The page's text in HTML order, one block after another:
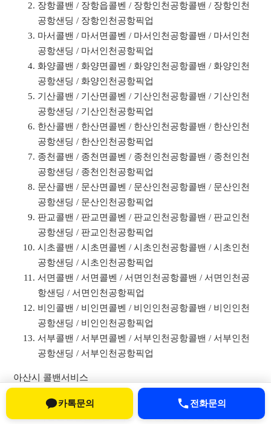
장항콜밴 / 장항읍콜벤 / 장항인천공항콜밴 / 장항인천
공항샌딩 / 장항인천공항픽업
마서콜밴 / 마서면콜벤 / 마서인천공항콜밴 / 마서인천
공항샌딩 / 마서인천공항픽업
화양콜밴 / 화양면콜벤 / 화양인천공항콜밴 / 화양인천
공항샌딩 / 화양인천공항픽업
기산콜밴 / 기산면콜벤 / 기산인천공항콜밴 / 기산인천
공항샌딩 / 기산인천공항픽업
한산콜밴 / 한산면콜벤 / 한산인천공항콜밴 / 한산인천
공항샌딩 / 한산인천공항픽업
종천콜밴 / 종천면콜벤 / 종천인천공항콜밴 / 종천인천
공항샌딩 / 종천인천공항픽업
문산콜밴 / 문산면콜벤 / 문산인천공항콜밴 / 문산인천
공항샌딩 / 문산인천공항픽업
판교콜밴 / 판교면콜벤 / 판교인천공항콜밴 / 판교인천
공항샌딩 / 판교인천공항픽업
시초콜밴 / 시초면콜벤 / 시초인천공항콜밴 / 시초인천
공항샌딩 / 시초인천공항픽업
서면콜밴 / 서면콜벤 / 서면인천공항콜밴 / 서면인천공
항샌딩 / 서면인천공항픽업
비인콜밴 / 비인면콜벤 / 비인인천공항콜밴 / 비인인천
공항샌딩 / 비인인천공항픽업
서부콜밴 / 서부면콜벤 / 서부인천공항콜밴 / 서부인천
공항샌딩 / 서부인천공항픽업
아산시 콜밴서비스
아산콜밴 / 아산시콜벤
아산인천공항콜밴 / 아산인천공항샌딩 / 아산인천공항
카톡문의 전화문의